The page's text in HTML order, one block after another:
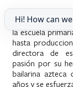
Marlene
artes, desde
la escuela
hasta
directora de
pasión por su
bailarina azteca
años y se
Hi! How can